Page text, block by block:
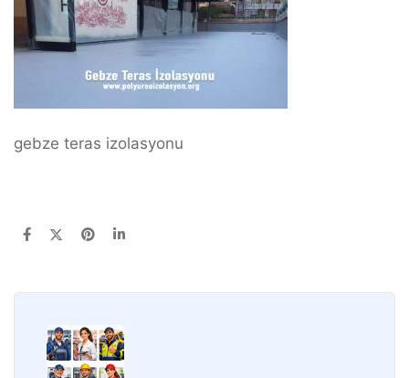
gebze teras izolasyonu